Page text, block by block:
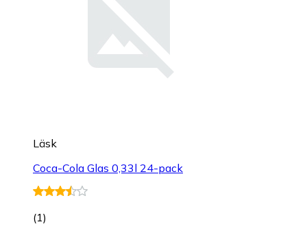
Läsk
Coca-Cola Glas 0,33l 24-pack
(1)